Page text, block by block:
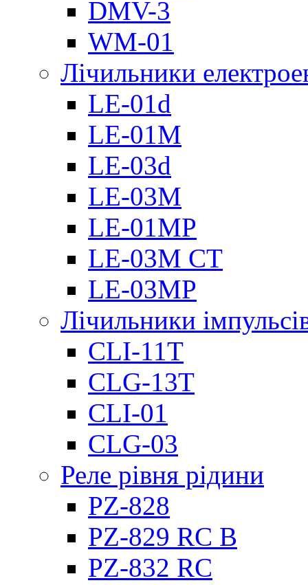
DMV-3
WM-01
Лічильники
LE-01d
LE-01M
LE-03d
LE-03M
LE-01MP
LE-03M CT
LE-03MP
Лічильники
CLI-11T
CLG-13T
CLI-01
CLG-03
Реле рівня рідини
PZ-828
PZ-829 RC B
PZ-832 RC